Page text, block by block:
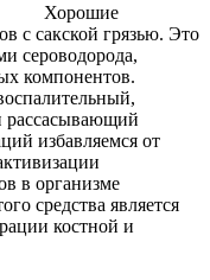
Хорошие
с сакской грязью. Это
сероводорода,
компонентов.
рассасывающий
избавляемся от
в организме
средства является
костной и